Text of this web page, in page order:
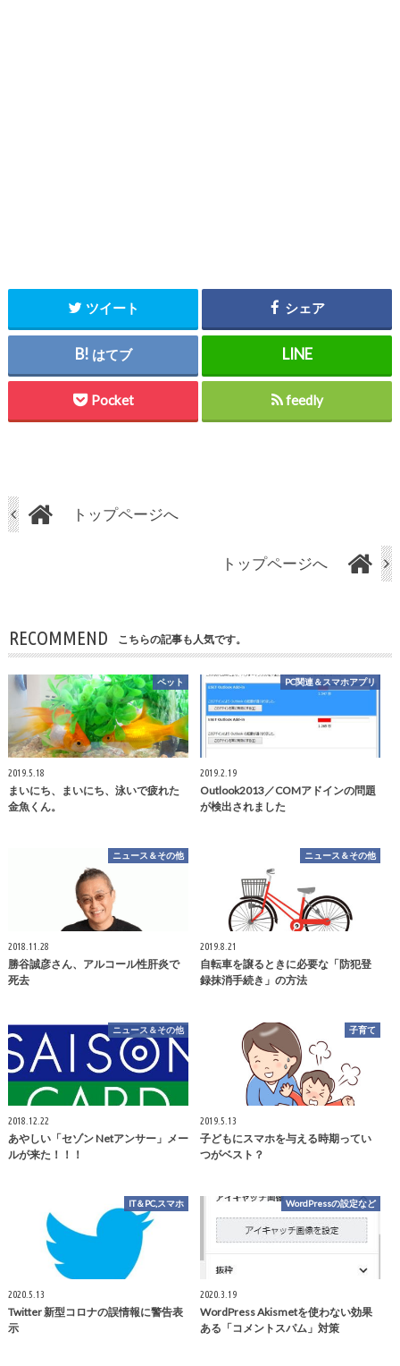
ツイート シェア
はてブ
Pocket feedly
トップページへ
トップページへ
RECOMMEND こちらの記事も人気です。
ペット
2019.5.18
まいにち、まいにち、泳いで疲れた
金魚くん。
PC関連＆スマホアプリ
2019.2.19
Outlook2013／COMアドインの問題
が検出されました
ニュース＆その他
2018.11.28
勝谷誠彦さん、アルコール性肝炎で
死去
ニュース＆その他
2019.8.21
自転車を譲るときに必要な「防犯登
録抹消手続き」の方法
ニュース＆その他
2018.12.22
あやしい「セゾン Netアンサー」メー
ルが来た！！！
子育て
2019.5.13
子どもにスマホを与える時期ってい
つがベスト？
IT＆PC,スマホ
2020.5.13
Twitter 新型コロナの誤情報に警告表
示
WordPressの設定など
2020.3.19
WordPress Akismetを使わない効果
ある「コメントスパム」対策